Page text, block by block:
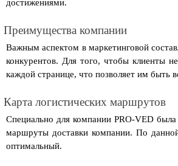
достижениями.
Преимущества компании
Важным аспектом в маркетинговой
конкурентов. Для того, чтобы клиенты
каждой странице, что позволяет им быть
Карта логистических маршрутов
Специально для компании PRO-VED была
маршруты доставки компании. По
оптимальный.